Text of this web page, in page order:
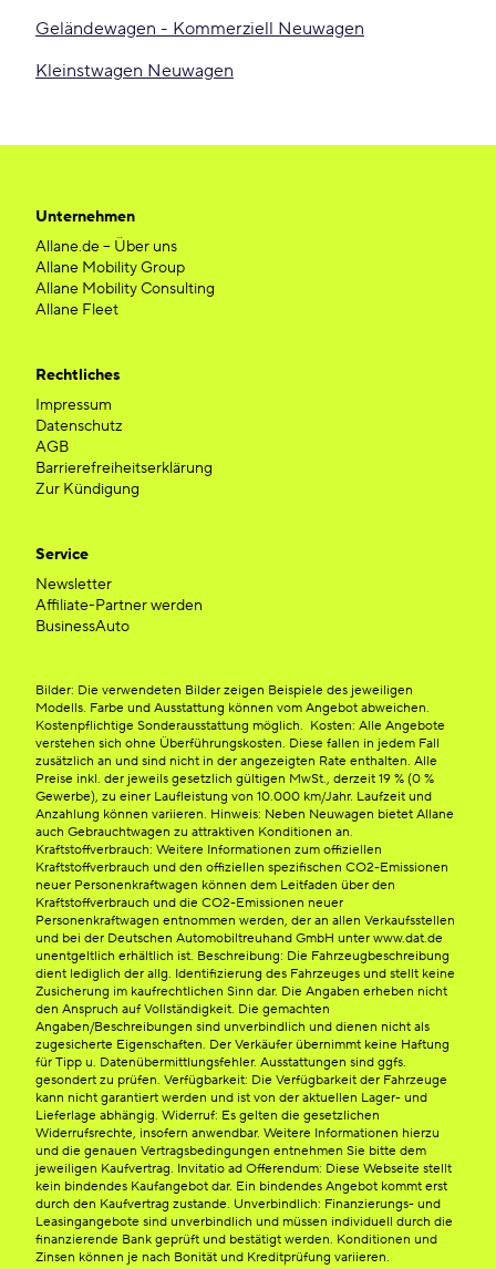
Geländewagen - Kommerziell Neuwagen
Kleinstwagen Neuwagen
Unternehmen
Allane.de – Über uns
Allane Mobility Group
Allane Mobility Consulting
Allane Fleet
Rechtliches
Impressum
Datenschutz
AGB
Barrierefreiheitserklärung
Zur Kündigung
Service
Newsletter
Affiliate-Partner werden
BusinessAuto
Bilder: Die verwendeten Bilder zeigen Beispiele des jeweiligen
Modells. Farbe und Ausstattung können vom Angebot abweichen.
Kostenpflichtige Sonderausstattung möglich. Kosten: Alle Angebote
verstehen sich ohne Überführungskosten. Diese fallen in jedem Fall
zusätzlich an und sind nicht in der angezeigten Rate enthalten. Alle
Preise inkl. der jeweils gesetzlich gültigen MwSt., derzeit 19 % (0 %
Gewerbe), zu einer Laufleistung von 10.000 km/Jahr. Laufzeit und
Anzahlung können variieren. Hinweis: Neben Neuwagen bietet Allane
auch Gebrauchtwagen zu attraktiven Konditionen an.
Kraftstoffverbrauch: Weitere Informationen zum offiziellen
Kraftstoffverbrauch und den offiziellen spezifischen CO2-Emissionen
neuer Personenkraftwagen können dem Leitfaden über den
Kraftstoffverbrauch und die CO2-Emissionen neuer
Personenkraftwagen entnommen werden, der an allen Verkaufsstellen
und bei der Deutschen Automobiltreuhand GmbH unter www.dat.de
unentgeltlich erhältlich ist. Beschreibung: Die Fahrzeugbeschreibung
dient lediglich der allg. Identifizierung des Fahrzeuges und stellt keine
Zusicherung im kaufrechtlichen Sinn dar. Die Angaben erheben nicht
den Anspruch auf Vollständigkeit. Die gemachten
Angaben/Beschreibungen sind unverbindlich und dienen nicht als
zugesicherte Eigenschaften. Der Verkäufer übernimmt keine Haftung
für Tipp u. Datenübermittlungsfehler. Ausstattungen sind ggfs.
gesondert zu prüfen. Verfügbarkeit: Die Verfügbarkeit der Fahrzeuge
kann nicht garantiert werden und ist von der aktuellen Lager- und
Lieferlage abhängig. Widerruf: Es gelten die gesetzlichen
Widerrufsrechte, insofern anwendbar. Weitere Informationen hierzu
und die genauen Vertragsbedingungen entnehmen Sie bitte dem
jeweiligen Kaufvertrag. Invitatio ad Offerendum: Diese Webseite stellt
kein bindendes Kaufangebot dar. Ein bindendes Angebot kommt erst
durch den Kaufvertrag zustande. Unverbindlich: Finanzierungs- und
Leasingangebote sind unverbindlich und müssen individuell durch die
finanzierende Bank geprüft und bestätigt werden. Konditionen und
Zinsen können je nach Bonität und Kreditprüfung variieren.